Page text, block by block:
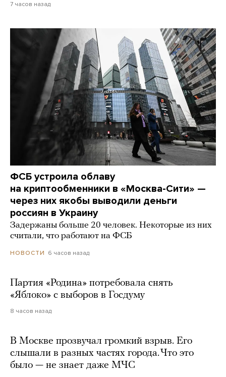
7 часов назад
ФСБ устроила облаву
на криптообменники в «Москва-Сити» —
через них якобы выводили деньги
россиян в Украину
Задержаны больше 20 человек. Некоторые из них
считали, что работают на ФСБ
НОВОСТИ 6 часов назад
Партия «Родина» потребовала снять
«Яблоко» с выборов в Госдуму
8 часов назад
В Москве прозвучал громкий взрыв. Его
слышали в разных частях города. Что это
было — не знает даже МЧС